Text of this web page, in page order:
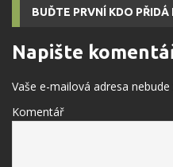
BUĎTE PRVNÍ KDO PŘIDÁ
Napište
Vaše e-mailová adresa
Komentář